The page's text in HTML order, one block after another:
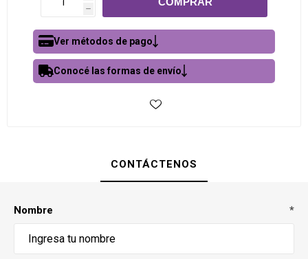
h
Ver métodos de pago
Conocé las formas de envío
CONTÁCTENOS
Nombre *